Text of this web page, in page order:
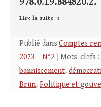
978.0.19.884820.2.
Lire la suite
Publié dans Comptes
2023 – N°2 | Mots-clefs :
bannissement,
Brun, Politique et